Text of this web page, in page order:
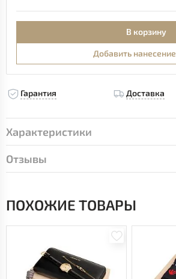
В корзину
Добавить нанесение
Гарантия Доставка
Характеристики
Отзывы
ПОХОЖИЕ ТОВАРЫ